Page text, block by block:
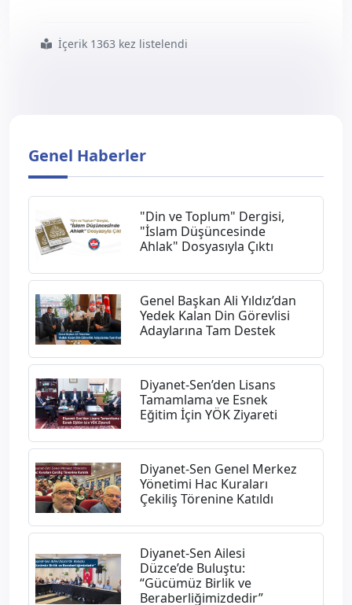
#genel
#başkan
#ali
#yıldız dan
#diyanet
#işleri
#başkanı
#safi
#arpaguş a
#ziyaretİçerik 1363 kez listelendi
Genel Haberler
"Din ve Toplum" Dergisi,
"İslam Düşüncesinde
Ahlak" Dosyasıyla Çıktı
Genel Başkan Ali Yıldız’dan
Yedek Kalan Din Görevlisi
Adaylarına Tam Destek
Diyanet-Sen’den Lisans
Tamamlama ve Esnek
Eğitim İçin YÖK Ziyareti
Diyanet-Sen Genel Merkez
Yönetimi Hac Kuraları
Çekiliş Törenine Katıldı
Diyanet-Sen Ailesi
Düzce’de Buluştu:
“Gücümüz Birlik ve
Beraberliğimizdedir”